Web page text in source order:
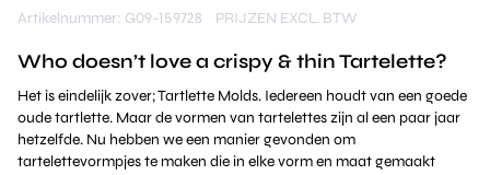
Artikelnummer: G09-159728 PRIJZEN EXCL. BTW
Who doesn’t love a crispy & thin Tartelette?
Het is eindelijk zover; Tartlette Molds. Iedereen houdt van een goede
oude tartlette. Maar de vormen van tartelettes zijn al een paar jaar
hetzelfde. Nu hebben we een manier gevonden om
tartelettevormpjes te maken die in elke vorm en maat gemaakt